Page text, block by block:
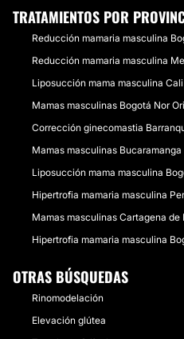
TRATAMIENTOS POR
Reducción mamaria masculina
Reducción mamaria masculina
Liposucción mama masculina Cali
Mamas masculinas Bogotá Nor
Corrección ginecomastia
Mamas masculinas Bucaramanga
Liposucción mama masculina
Hipertrofia mamaria masculina
Mamas masculinas Cartagena de
Hipertrofia mamaria masculina
OTRAS BÚSQUEDAS
Rinomodelación
Elevación glútea